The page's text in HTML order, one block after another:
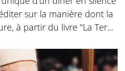
sur la manière dont la
à partir du livre "La Ter...